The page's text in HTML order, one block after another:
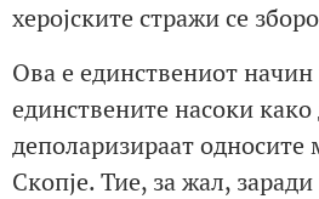
херојските стражи се
Ова е единствениот начин
единствените насоки како
деполаризираат односите
Скопје. Тие, за жал,